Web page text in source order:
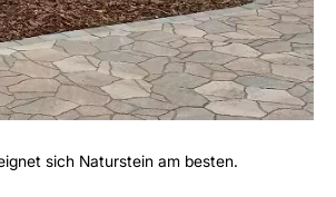
sich Naturstein am besten.